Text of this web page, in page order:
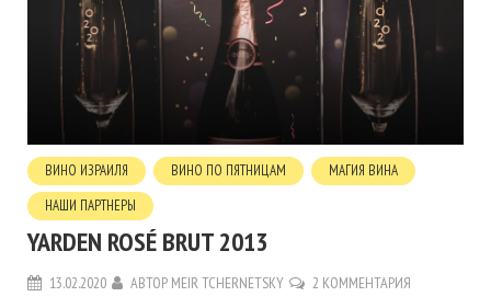
ВИНО ИЗРАИЛЯ ВИНО ПО ПЯТНИЦАМ
МАГИЯ ВИНА
НАШИ ПАРТНЕРЫ
YARDEN ROSÉ BRUT 2013
13.02.2020 АВТОР MEIR TCHERNETSKY 2 КОММЕНТАРИЯ